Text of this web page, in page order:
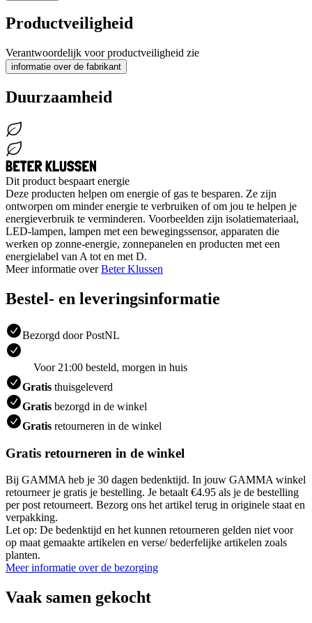
Productveiligheid
Verantwoordelijk voor productveiligheid zie
informatie over de fabrikant
Duurzaamheid
Dit product bespaart energie
Deze producten helpen om energie of gas te besparen. Ze zijn
ontworpen om minder energie te verbruiken of om jou te helpen je
energieverbruik te verminderen. Voorbeelden zijn isolatiemateriaal,
LED-lampen, lampen met een bewegingssensor, apparaten die
werken op zonne-energie, zonnepanelen en producten met een
energielabel van A tot en met D.
Meer informatie overBeter Klussen
Bestel- en leveringsinformatie
Bezorgd door PostNL
Voor 21:00 besteld, morgen in huis
Gratis thuisgeleverd
Gratis bezorgd in de winkel
Gratis retourneren in de winkel
Gratis retourneren in de winkel
Bij GAMMA heb je 30 dagen bedenktijd. In jouw GAMMA winkel
retourneer je gratis je bestelling. Je betaalt €4.95 als je de bestelling
per post retourneert. Bezorg ons het artikel terug in originele staat en
verpakking.
Let op: De bedenktijd en het kunnen retourneren gelden niet voor
op maat gemaakte artikelen en verse/ bederfelijke artikelen zoals
planten.
Meer informatie over de bezorging
Vaak samen gekocht